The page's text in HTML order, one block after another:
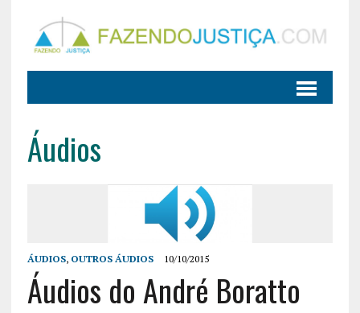
Áudios
ÁUDIOS, OUTROS ÁUDIOS 10/10/2015
Áudios do André Boratto